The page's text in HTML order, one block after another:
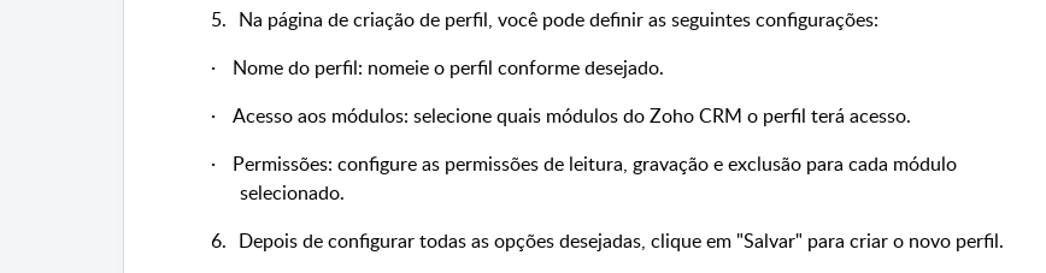
5. Na página de criação de perfil, você pode definir as seguintes configurações:
·
Nome do perfil: nomeie o perfil conforme desejado.
·
Acesso aos módulos: selecione quais módulos do Zoho CRM o perfil terá acesso.
·
Permissões: configure as permissões de leitura, gravação e exclusão para cada módulo
selecionado.
6. Depois de configurar todas as opções desejadas, clique em "Salvar" para criar o novo perfil.